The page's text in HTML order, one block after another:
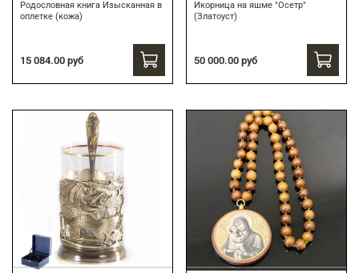
Родословная книга Изысканная в
оплетке (кожа)
15 084.00 руб
Икорница на яшме "Осетр"
(Златоуст)
50 000.00 руб